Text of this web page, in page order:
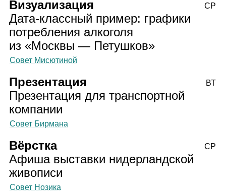
Визуализация
Дата‑классный пример: графики
потребления алкоголя
из «Москвы — Петушков»
Совет Мисютиной
СР
Презентация
Презентация для транспортной
компании
Совет Бирмана
ВТ
Вёрстка
Афиша выставки нидерландской
живописи
Совет Нозика
СР